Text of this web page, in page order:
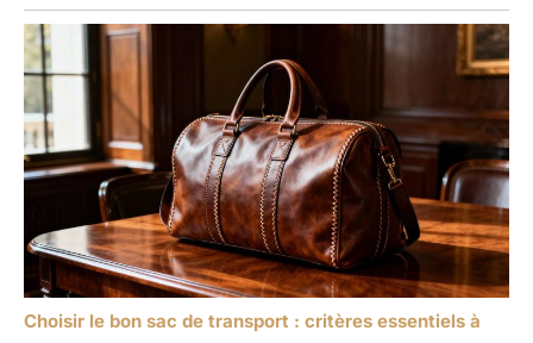
Choisir le bon sac de transport : critères essentiels à